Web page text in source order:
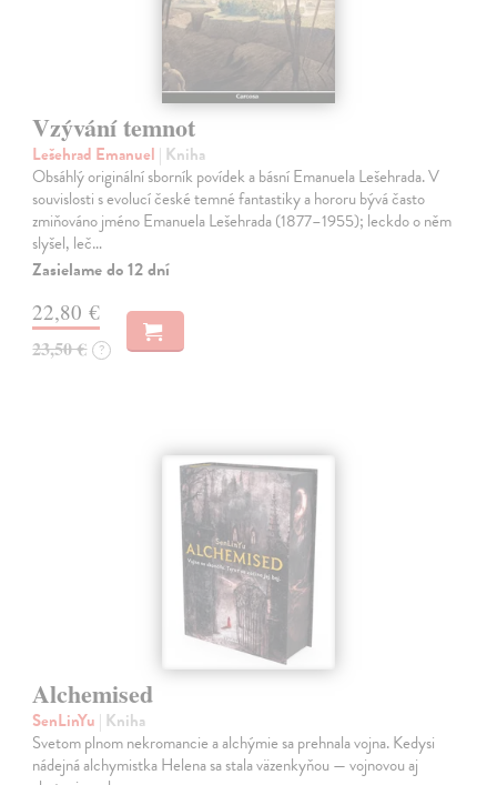
Vzývání temnot
Lešehrad Emanuel | Kniha
Obsáhlý originální sborník povídek a básní Emanuela Lešehrada. V
souvislosti s evolucí české temné fantastiky a hororu bývá často
zmiňováno jméno Emanuela Lešehrada (1877–1955); leckdo o něm
slyšel, leč…
Zasielame do 12 dní
22,80 €
23,50 € ?
Alchemised
SenLinYu | Kniha
Svetom plnom nekromancie a alchýmie sa prehnala vojna. Kedysi
nádejná alchymistka Helena sa stala väzenkyňou — vojnovou aj